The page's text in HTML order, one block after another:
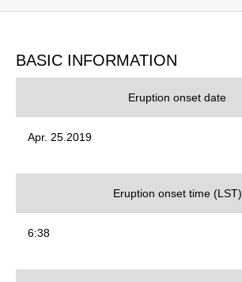
BASIC INFORMATION
Eruption onset date
Apr. 25.2019
Eruption onset time (LST)
6:38